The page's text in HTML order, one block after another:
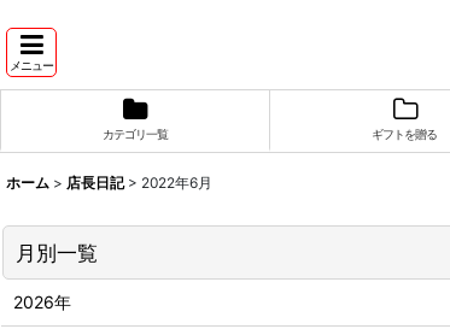
メニュー
カテゴリ一覧 ギフトを贈る
ホーム > 店長日記 > 2022年6月
月別一覧
2026年